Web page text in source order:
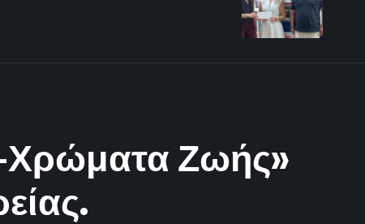
Χρώματα Ζωής»